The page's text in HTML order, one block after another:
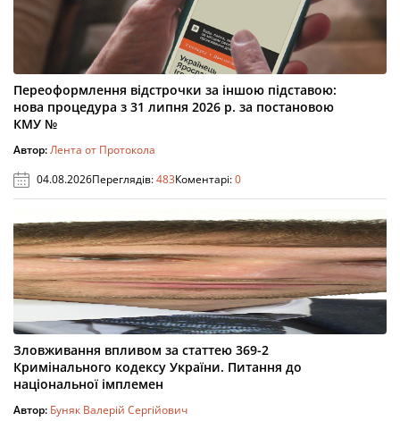
Переоформлення відстрочки за іншою підставою:
нова процедура з 31 липня 2026 р. за постановою
КМУ №
Автор:Лента от Протокола
04.08.2026Переглядів:483Коментарі:0
Зловживання впливом за статтею 369-2
Кримінального кодексу України. Питання до
національної імплемен
Автор: Буняк Валерій Сергійович